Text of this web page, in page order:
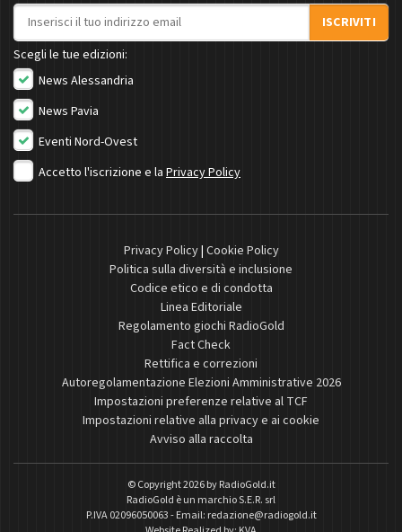
Indirizzo email
ISCRIVITI
Scegli le tue edizioni:
News Alessandria
News Pavia
Eventi Nord-Ovest
Accetto l'iscrizione e la Privacy Policy
Privacy Policy| Cookie Policy
Politica sulla diversità e inclusione
Codice etico e di condotta
Linea Editoriale
Regolamento giochi RadioGold
Fact Check
Rettifica e correzioni
Autoregolamentazione Elezioni Amministrative 2026
Impostazioni preferenze relative al TCF
Impostazioni relative alla privacy e ai cookie
Avviso alla raccolta
© Copyright 2026 byRadioGold.it
RadioGold è un marchio S.E.R. srl
P.IVA 02096050063 - Email: redazione@radiogold.it